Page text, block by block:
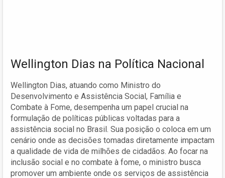
Wellington Dias na Política Nacional
Wellington Dias, atuando como Ministro do
Desenvolvimento e Assistência Social, Família e
Combate à Fome, desempenha um papel crucial na
formulação de políticas públicas voltadas para a
assistência social no Brasil. Sua posição o coloca em um
cenário onde as decisões tomadas diretamente impactam
a qualidade de vida de milhões de cidadãos. Ao focar na
inclusão social e no combate à fome, o ministro busca
promover um ambiente onde os serviços de assistência